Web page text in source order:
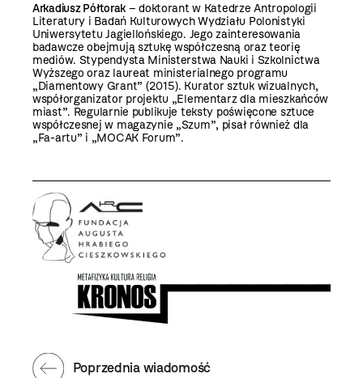
Arkadiusz Półtorak– doktorant w Katedrze Antropologii
Literatury i Badań Kulturowych Wydziału Polonistyki
Uniwersytetu Jagiellońskiego. Jego zainteresowania
badawcze obejmują sztukę współczesną oraz teorię
mediów. Stypendysta Ministerstwa Nauki i Szkolnictwa
Wyższego oraz laureat ministerialnego programu
„Diamentowy Grant” (2015). Kurator sztuk wizualnych,
współorganizator projektu „Elementarz dla mieszkańców
miast”. Regularnie publikuje teksty poświęcone sztuce
współczesnej w magazynie „Szum”, pisał również dla
„Fa-artu” i „MOCAK Forum”.
Poprzednia wiadomość